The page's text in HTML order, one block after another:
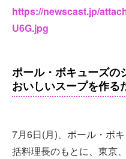
https://newscast.jp/
U6G.jpg
ポール・ボキューズの
おいしいスープを作る
7月6日(月)、ポール・ボ
括料理長のもとに、東京